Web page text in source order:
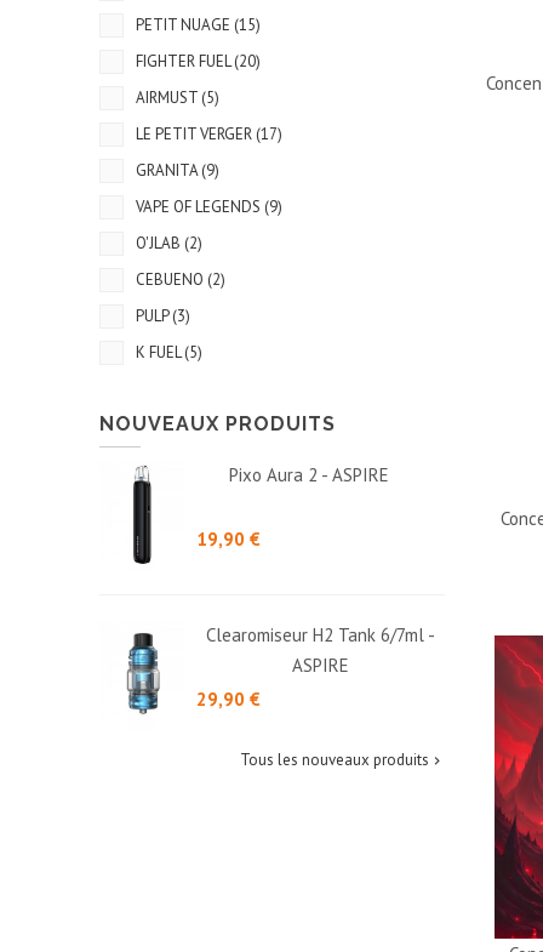
PETIT NUAGE (15)
FIGHTER FUEL(20)
AIRMUST (5)
LE PETIT VERGER (17)
GRANITA(9)
VAPE OF LEGENDS (9)
O'JLAB (2)
CEBUENO (2)
PULP(3)
K FUEL(5)
NOUVEAUX PRODUITS
Pixo Aura 2 - ASPIRE
19,90 €
Clearomiseur H2 Tank 6/7ml -
ASPIRE
29,90 €
Tous les nouveaux produits 